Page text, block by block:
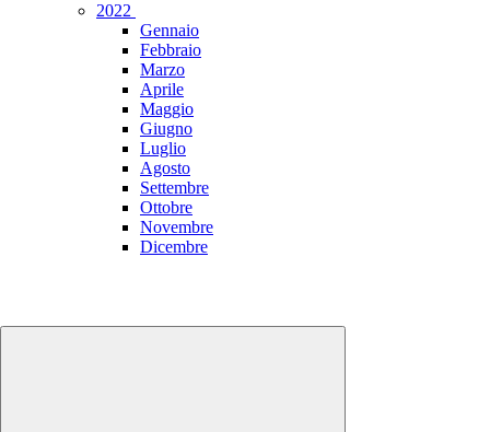
2022
Gennaio
Febbraio
Marzo
Aprile
Maggio
Giugno
Luglio
Agosto
Settembre
Ottobre
Novembre
Dicembre